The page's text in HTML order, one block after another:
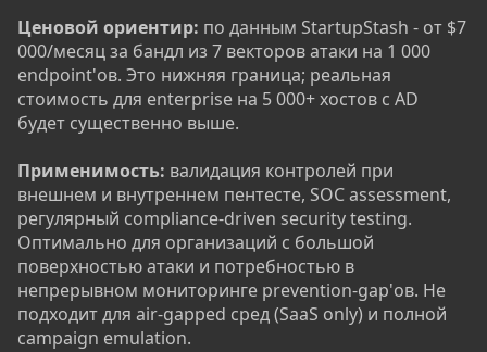
Ценовой ориентир: по данным StartupStash - от $7
000/месяц за бандл из 7 векторов атаки на 1 000
endpoint'ов. Это нижняя граница; реальная
стоимость для enterprise на 5 000+ хостов с AD
будет существенно выше.
Применимость: валидация контролей при
внешнем и внутреннем пентесте, SOC assessment,
регулярный compliance-driven security testing.
Оптимально для организаций с большой
поверхностью атаки и потребностью в
непрерывном мониторинге prevention-gap'ов. Не
подходит для air-gapped сред (SaaS only) и полной
campaign emulation.